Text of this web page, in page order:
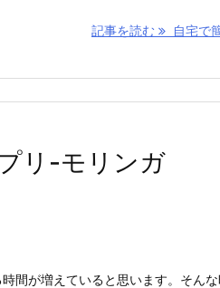
記事を読む 自宅で
リ-モリンガ
間が増えていると思います。そん